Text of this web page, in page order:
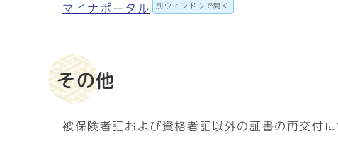
マイナポータル 別ウィンドウで開く
その他
被保険者証および資格者証以外の証書の再交付